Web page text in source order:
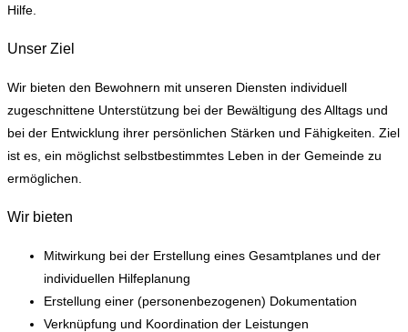
Hilfe.
Unser Ziel
Wir bieten den Bewohnern mit unseren Diensten individuell
zugeschnittene Unterstützung bei der Bewältigung des Alltags und
bei der Entwicklung ihrer persönlichen Stärken und Fähigkeiten. Ziel
ist es, ein möglichst selbstbestimmtes Leben in der Gemeinde zu
ermöglichen.
Wir bieten
Mitwirkung bei der Erstellung eines Gesamtplanes und der
individuellen Hilfeplanung
Erstellung einer (personenbezogenen) Dokumentation
Verknüpfung und Koordination der Leistungen